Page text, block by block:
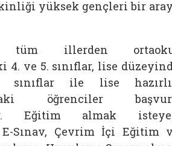
yüksek gençleri bir
tüm illerden
4. ve 5. sınıflar, lise
ile lise
öğrenciler
Eğitim almak
E-Sınav, Çevrim İçi Eğitim